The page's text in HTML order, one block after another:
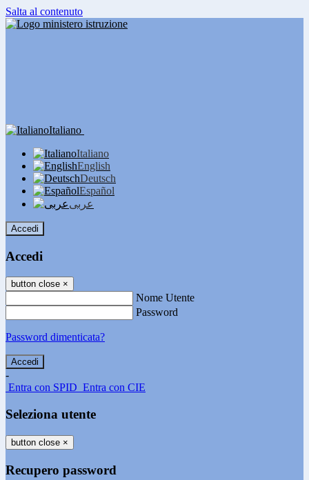
Salta al contenuto
Italiano
Italiano
English
Deutsch
Español
عربى
Accedi
Accedi
button close ×
Nome Utente
Password
Password dimenticata?
-
Entra con SPID Entra con CIE
Seleziona utente
button close ×
Recupero password